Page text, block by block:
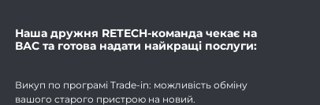
Наша дружня RETECH-команда чекає на
ВАС та готова надати найкращі послуги:
Викуп по програмі Trade-in: можливість обміну
вашого старого пристрою на новий.